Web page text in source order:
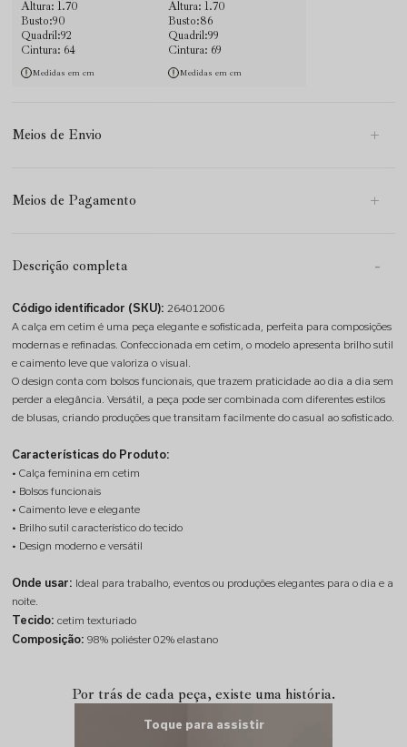
Altura: 1.70
Busto:90
Quadril:92
Cintura: 64
Medidas em cm
Altura: 1.70
Busto:86
Quadril:99
Cintura: 69
Medidas em cm
Meios de Envio
Meios de Pagamento
Descrição completa
Código identificador (SKU): 264012006
A calça em cetim é uma peça elegante e sofisticada, perfeita para composições
modernas e refinadas. Confeccionada em cetim, o modelo apresenta brilho sutil
e caimento leve que valoriza o visual.
O design conta com bolsos funcionais, que trazem praticidade ao dia a dia sem
perder a elegância. Versátil, a peça pode ser combinada com diferentes estilos
de blusas, criando produções que transitam facilmente do casual ao sofisticado.
Características do Produto:
• Calça feminina em cetim
• Bolsos funcionais
• Caimento leve e elegante
• Brilho sutil característico do tecido
• Design moderno e versátil
Onde usar: Ideal para trabalho, eventos ou produções elegantes para o dia e a
noite.
Tecido: cetim texturiado
Composição: 98% poliéster 02% elastano
Por trás de cada peça, existe uma história.